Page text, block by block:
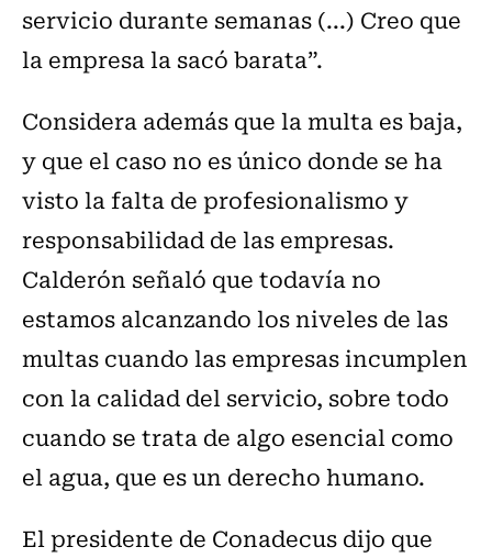
servicio durante semanas (...) Creo que
la empresa la sacó barata”.
Considera además que la multa es baja,
yque el caso no es único donde se ha
visto la falta de profesionalismo y
responsabilidad de las empresas.
Calderón señaló que todavía no
estamos alcanzando los niveles de las
multas cuando las empresas incumplen
con la calidad del servicio, sobre todo
cuando se trata de algo esencial como
el agua, que es un derecho humano.
El presidente de Conadecus dijo que